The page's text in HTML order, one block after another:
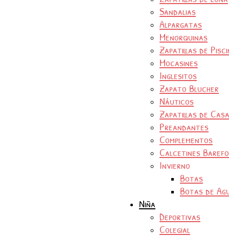
Sandalias
Alpargatas
Menorquinas
Zapatillas de
Mocasines
Inglesitos
Zapato Blucher
Náuticos
Zapatillas de Casa
Preandantes
Complementos
Calcetines
Invierno
Botas
Botas de
Niña
Deportivas
Colegial